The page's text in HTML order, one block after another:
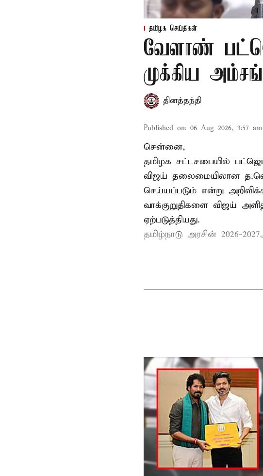
தமிழக செய்திகள்
வேளாண்
முக்கிய
தினத்தந்தி
Published on: 06 Aug 2026, 3:57 am
சென்னை,
தமிழக சட்டசபையில்
விஜய் தலைமையிலான
செய்யப்படும் என்று
வாக்குறுதிகளை விஜய்
ஏற்படுத்தியது.
தமிழ்நாடு அரசின் 2026-